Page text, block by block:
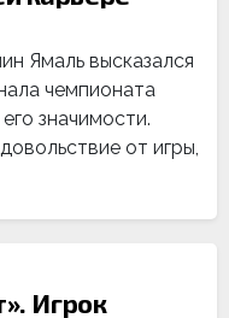
Ямаль высказался
чемпионата
значимости.
от игры,
Игрок